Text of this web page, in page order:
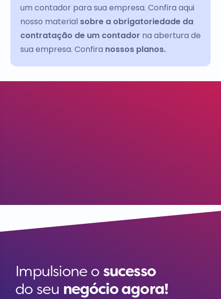
um contador para sua empresa. Confira aqui
nosso material sobre a obrigatoriedade da
contratação de um contador na abertura de
sua empresa. Confira nossos planos.
Impulsione o sucesso
do seu negócio agora!